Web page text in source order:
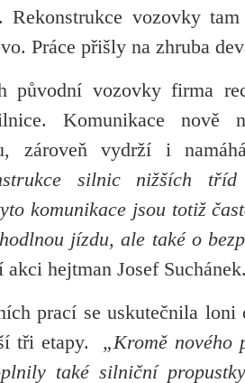
Rekonstrukce vozovky
Práce přišly na zhruba
původní vozovky firma
Komunikace nově
zároveň vydrží i
silnic nižších
komunikace jsou totiž
jízdu, ale také o
hejtman Josef
prací se uskutečnila loni
tři etapy. „Kromě nového
také silniční